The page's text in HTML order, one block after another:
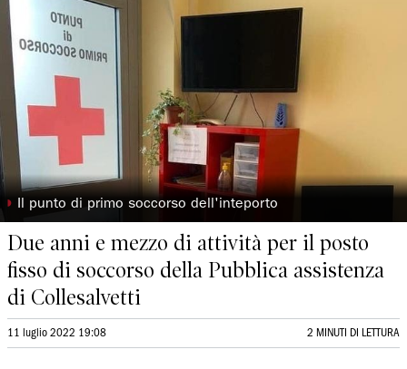
◗ Il punto di primo soccorso dell'inteporto
Due anni e mezzo di attività per il posto
fisso di soccorso della Pubblica assistenza
di Collesalvetti
11 luglio 2022 19:08 2 MINUTI DI LETTURA